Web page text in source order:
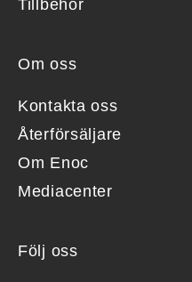
Tillbehör
Om oss
Kontakta oss
Återförsäljare
Om Enoc
Mediacenter
Följ oss